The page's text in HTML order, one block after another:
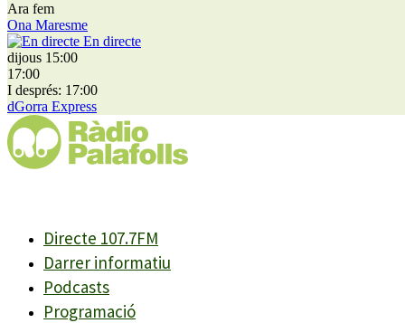
Ara fem
Ona Maresme
En directe
dijous 15:00
17:00
I després: 17:00
dGorra Express
Directe 107.7FM
Darrer informatiu
Podcasts
Programació